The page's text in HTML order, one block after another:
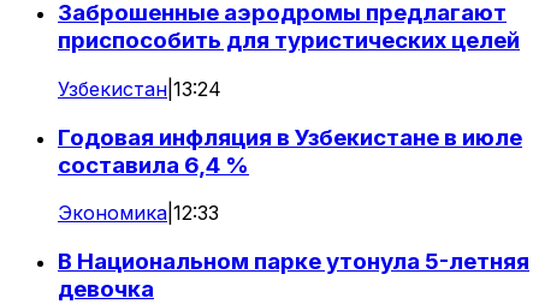
Заброшенные аэродромы предлагают
приспособить для туристических целей
Узбекистан 13:24
Годовая инфляция в Узбекистане в июле
составила 6,4 %
Экономика 12:33
В Национальном парке утонула 5-летняя
девочка